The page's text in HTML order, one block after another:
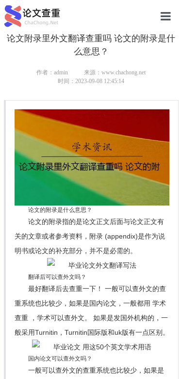
网站首页
本科论文
博士论文
论文附录里外文翻译查重吗 论文的附录是什
么意思？
作者：admin
来源：www.chachong.net
时间：2023-09-08 12:45:14
论文的附录是什么意思？
论文的附录指的是论文正文后面与论文正文有
关的文章或者参考资料，附录 (appendix)是作为说
明书或论文的补充部分，并不是必需的。
翻译后可以查外文吗？
最好翻译后去查重一下！ 一般可以查外文的查
重系统也比较少，如果是国内论文，一般都用 学术
查重 ，学术可以查外文。 如果是发国外机构的，一
般采用Turnitin，Turnitin国际版和uk版有一点区别。
国内论文可以查外文吗？
一般可以查外文的查重系统也比较少，如果是